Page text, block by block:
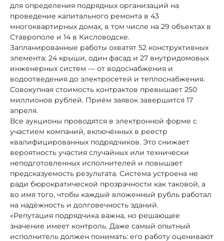
для определения подрядных организаций на
проведение капитального ремонта в 43
многоквартирных домах, в том числе на 29 объектах в
Ставрополе и 14 в Кисловодске.
Запланированные работы охватят 52 конструктивных
элемента: 24 крыши, один фасад и 27 внутридомовых
инженерных систем — от водоснабжения и
водоотведения до электросетей и теплоснабжения.
Совокупная стоимость контрактов превышает 250
миллионов рублей. Приём заявок завершится 17
апреля.
Все аукционы проводятся в электронной форме с
участием компаний, включённых в реестр
квалифицированных подрядчиков. Это снижает
вероятность участия случайных или технически
неподготовленных исполнителей и повышает
предсказуемость результата. Система устроена не
ради бюрократической прозрачности как таковой, а
во имя того, чтобы каждый вложенный рубль работал
на надёжность и долговечность зданий.
«Репутация подрядчика важна, но решающее
значение имеет контроль. Даже самый опытный
исполнитель должен понимать: его работу оценивают